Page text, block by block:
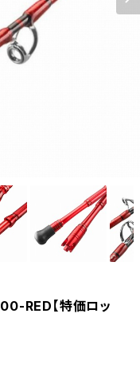
RED【特価ロッ